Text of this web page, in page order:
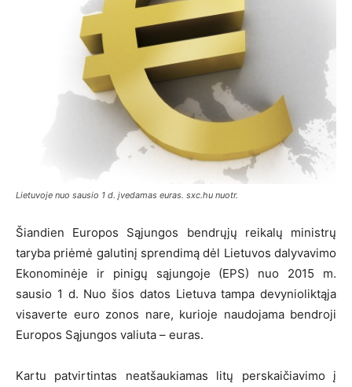
Lietuvoje nuo sausio 1 d. įvedamas euras. sxc.hu nuotr.
Šiandien Europos Sąjungos bendrųjų reikalų ministrų
taryba priėmė galutinį sprendimą dėl Lietuvos dalyvavimo
Ekonominėje ir pinigų sąjungoje (EPS) nuo 2015 m.
sausio 1 d. Nuo šios datos Lietuva tampa devynioliktąja
visaverte euro zonos nare, kurioje naudojama bendroji
Europos Sąjungos valiuta – euras.
Kartu patvirtintas neatšaukiamas litų perskaičiavimo į